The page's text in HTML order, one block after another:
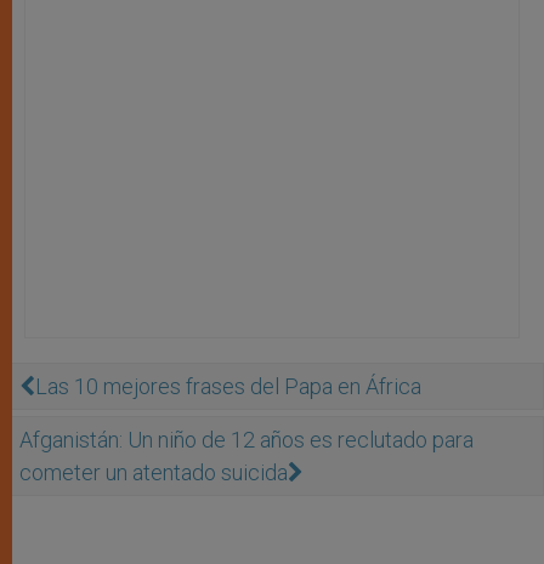
Las 10 mejores frases del Papa en África
Afganistán: Un niño de 12 años es reclutado para
cometer un atentado suicida